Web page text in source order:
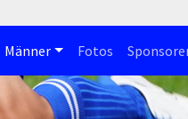
Männer Fotos